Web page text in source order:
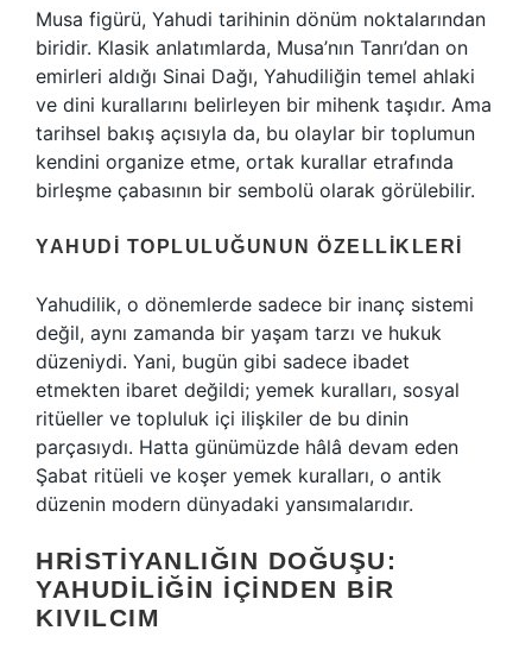
Musa figürü, Yahudi tarihinin dönüm noktalarından
biridir. Klasik anlatımlarda, Musa’nın Tanrı’dan on
emirleri aldığı Sinai Dağı, Yahudiliğin temel ahlaki
ve dini kurallarını belirleyen bir mihenk taşıdır. Ama
tarihsel bakış açısıyla da, bu olaylar bir toplumun
kendini organize etme, ortak kurallar etrafında
birleşme çabasının bir sembolü olarak görülebilir.
YAHUDI TOPLULUĞUNUN ÖZELLIKLERI
Yahudilik, o dönemlerde sadece bir inanç sistemi
değil, aynı zamanda bir yaşam tarzı ve hukuk
düzeniydi. Yani, bugün gibi sadece ibadet
etmekten ibaret değildi; yemek kuralları, sosyal
ritüeller ve topluluk içi ilişkiler de bu dinin
parçasıydı. Hatta günümüzde hâlâ devam eden
Şabat ritüeli ve koşer yemek kuralları, o antik
düzenin modern dünyadaki yansımalarıdır.
HRISTIYANLIĞIN DOĞUŞU:
YAHUDILIĞIN İÇINDEN BIR
KIVILCIM